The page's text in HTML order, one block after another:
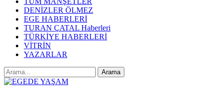
DENİZLER ÖLMEZ
EGE HABERLERİ
TURAN ÇATAL Haberleri
TÜRKİYE HABERLERİ
VİTRİN
YAZARLAR